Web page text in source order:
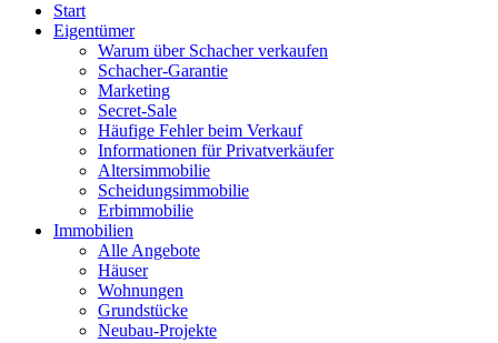
Start
Eigentümer
Warum über Schacher verkaufen
Schacher-Garantie
Marketing
Secret-Sale
Häufige Fehler beim Verkauf
Informationen für Privatverkäufer
Altersimmobilie
Scheidungsimmobilie
Erbimmobilie
Immobilien
Alle Angebote
Häuser
Wohnungen
Grundstücke
Neubau-Projekte